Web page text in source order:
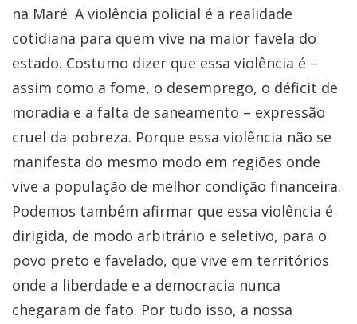
na Maré. A violência policial é a realidade
cotidiana para quem vive na maior favela do
estado. Costumo dizer que essa violência é –
assim como a fome, o desemprego, o déficit de
moradia e a falta de saneamento – expressão
cruel da pobreza. Porque essa violência não se
manifesta do mesmo modo em regiões onde
vive a população de melhor condição financeira.
Podemos também afirmar que essa violência é
dirigida, de modo arbitrário e seletivo, para o
povo preto e favelado, que vive em territórios
onde a liberdade e a democracia nunca
chegaram de fato. Por tudo isso, a nossa